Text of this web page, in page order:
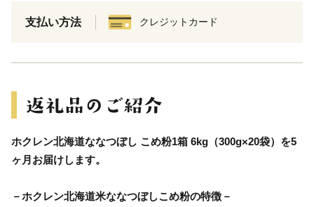
支払い方法 クレジットカード
ホクレン北海道ななつぼし こめ粉1箱 6kg（300g×20袋）を5
ヶ月お届けします。
－ホクレン北海道米ななつぼしこめ粉の特徴－